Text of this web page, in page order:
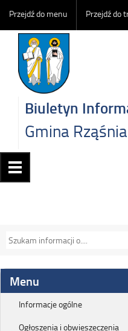
Przejdź do menu Przejdź do
Biuletyn
Gmina Rząśnia
Menu
Informacje ogólne
Ogłoszenia i obwieszeczenia